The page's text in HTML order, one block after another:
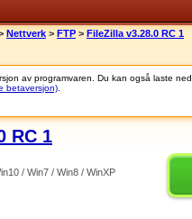
Nettverk > FTP > FileZilla v3.28.0 RC 1
av programvaren. Du kan også laste ned
betaversjon)
RC 1
/ Win7 / Win8 / WinXP